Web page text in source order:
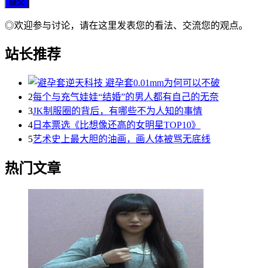
◎欢迎参与讨论，请在这里发表您的看法、交流您的观点。
站长推荐
2每个与充气娃娃“结婚”的男人都有自己的无奈
3JK制服圈的背后，有哪些不为人知的事情
4 日本票选《比想像还高的女明星TOP10》
5艺术史上最大胆的油画，画人体被骂无底线
热门文章